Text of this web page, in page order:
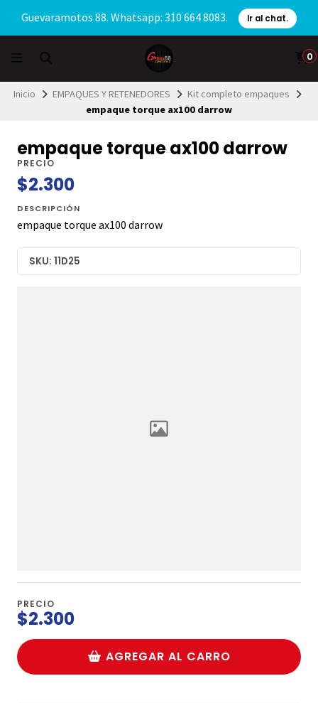
Guevaramotos 88. Whatsapp: 310 664 8083. Ir al chat.
0
Inicio EMPAQUES Y RETENEDORES
Kit completo empaques
empaque torque ax100 darrow
empaque torque ax100 darrow
PRECIO
$2.300
DESCRIPCIÓN
empaque torque ax100 darrow
SKU: 11D25
PRECIO
$2.300
AGREGAR AL CARRO